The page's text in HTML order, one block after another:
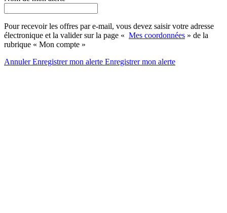
Pour recevoir les offres par e-mail, vous devez saisir votre adresse
électronique et la valider sur la page « Mes coordonnées » de la
rubrique « Mon compte »
AnnulerEnregistrer mon alerte Enregistrermon alerte